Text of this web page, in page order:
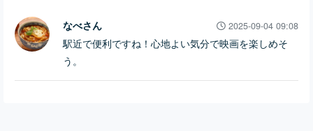
なべさん 2025-09-04 09:08
駅近で便利ですね！心地よい気分で映画を楽しめそ
う。